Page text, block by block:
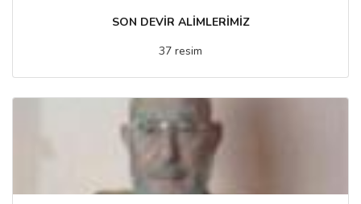
SON DEVİR ALİMLERİMİZ
37 resim